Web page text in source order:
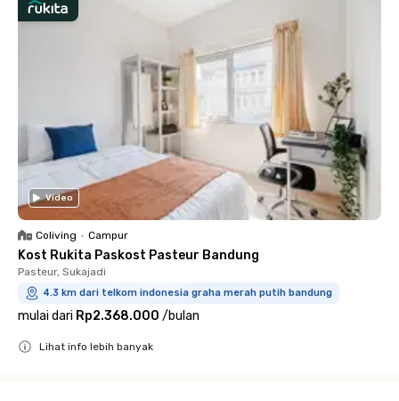
Video
Coliving • Campur
Kost Rukita Paskost Pasteur Bandung
Pasteur, Sukajadi
4.3 km dari telkom indonesia graha merah putih bandung
mulai dari Rp2.368.000 /bulan
Lihat info lebih banyak